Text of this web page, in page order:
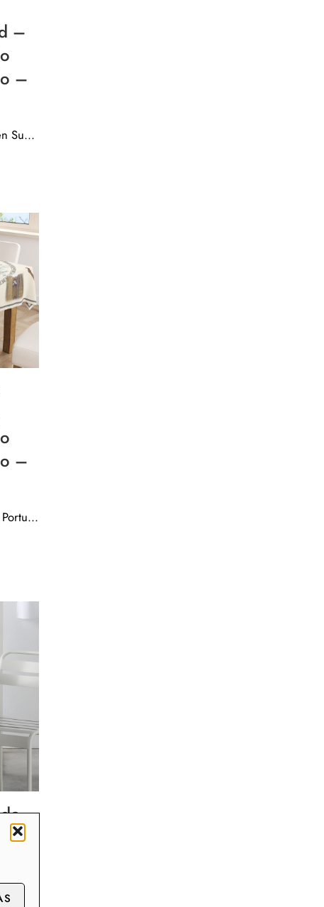
–
–
Mantel del plano mapa de Tren Subway Underground Madrid – Calidad de tela tejido antimanchas resinado – 45990-4
–
Mantel del mapa de España y Portugal – Calidad de tela tejido antimanchas resinado – 45990-1